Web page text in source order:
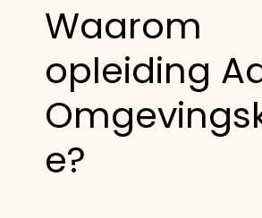
Waarom
opleiding
e?